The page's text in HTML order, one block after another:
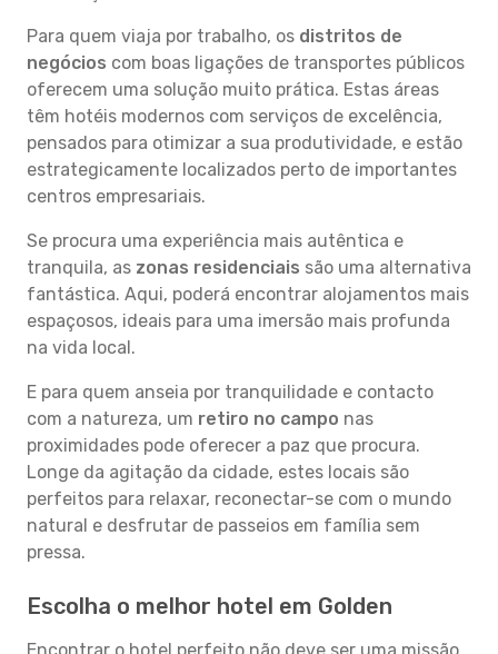
Para quem viaja por trabalho, os distritos de
negócios com boas ligações de transportes públicos
oferecem uma solução muito prática. Estas áreas
têm hotéis modernos com serviços de excelência,
pensados para otimizar a sua produtividade, e estão
estrategicamente localizados perto de importantes
centros empresariais.
Se procura uma experiência mais autêntica e
tranquila, as zonas residenciais são uma alternativa
fantástica. Aqui, poderá encontrar alojamentos mais
espaçosos, ideais para uma imersão mais profunda
na vida local.
E para quem anseia por tranquilidade e contacto
com a natureza, um retiro no campo nas
proximidades pode oferecer a paz que procura.
Longe da agitação da cidade, estes locais são
perfeitos para relaxar, reconectar-se com o mundo
natural e desfrutar de passeios em família sem
pressa.
Escolha o melhor hotel em Golden